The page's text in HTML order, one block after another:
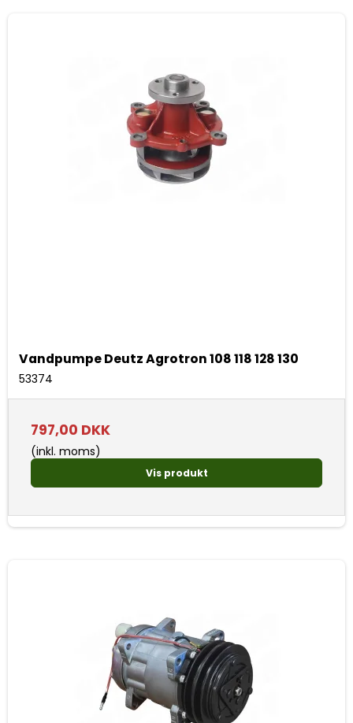
Vandpumpe Deutz Agrotron 108 118 128 130
53374
797,00 DKK
(inkl. moms)
Vis produkt